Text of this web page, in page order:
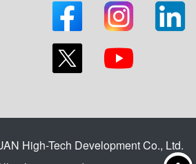
High-Tech Development Co., Ltd.